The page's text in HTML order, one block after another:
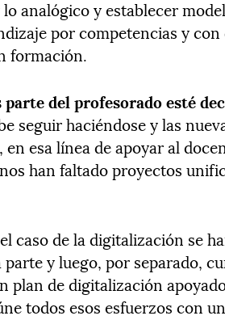
analógico y establecer
por competencias y
formación.
parte del profesorado esté
seguir haciéndose y las
esa línea de apoyar al
han faltado proyectos
caso de la digitalización se
y luego, por separado,
plan de digitalización
todos esos esfuerzos con